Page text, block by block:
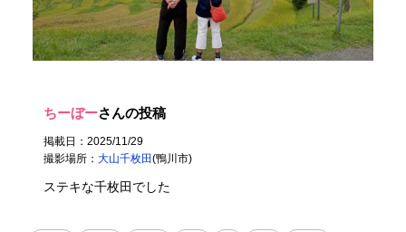
ちーぼーさんの投稿
掲載日：2025/11/29
撮影場所：大山千枚田(鴨川市)
ステキな千枚田でした